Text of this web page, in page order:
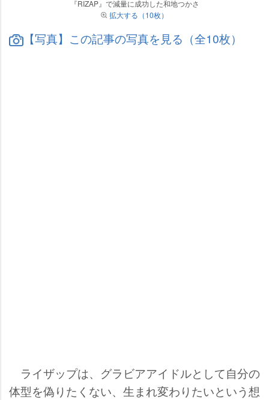
『RIZAP』で減量に成功した和地つかさ
拡大する（10枚）
【写真】この記事の写真を見る（全10枚）
ライザップは、グラビアアイドルとして自分の
体型を偽りたくない、生まれ変わりたいという想